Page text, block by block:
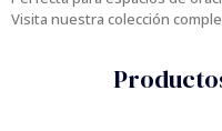
Visita nuestra colección